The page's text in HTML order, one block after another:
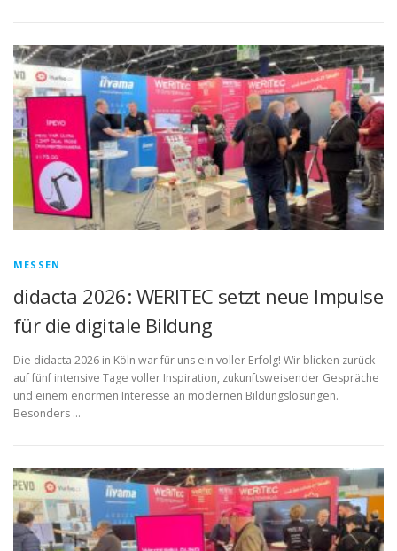
MESSEN
didacta 2026: WERITEC setzt neue Impulse
für die digitale Bildung
Die didacta 2026 in Köln war für uns ein voller Erfolg! Wir blicken zurück
auf fünf intensive Tage voller Inspiration, zukunftsweisender Gespräche
und einem enormen Interesse an modernen Bildungslösungen.
Besonders …